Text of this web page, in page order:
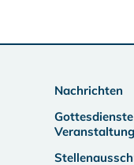
Nachrichten